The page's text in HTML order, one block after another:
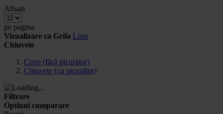
Afisati
pe pagina
Vizualizare ca Grila Lista
Chiuvete
Cuve (fără picurător)
Chiuvete (cu picurător)
Filtrare
Optiuni cumparare